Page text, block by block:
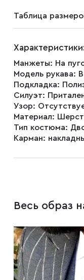
Футболки
Запонки
Зажимы для
Платки-паше
Галстуки
Бабочки
Подтяжки
Таблица
Манжеты: На
Модель рукава:
Подкладка:
Силуэт:
Узор:
Материал:
Тип костюма:
Карман:
Весь образ